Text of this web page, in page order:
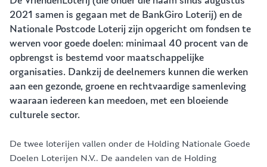
2021 samen is gegaan met de BankGiro Loterij) en de
Nationale Postcode Loterij zijn opgericht om fondsen te
werven voor goede doelen: minimaal 40 procent van de
opbrengst is bestemd voor maatschappelijke
organisaties. Dankzij de deelnemers kunnen die werken
aan een gezonde, groene en rechtvaardige samenleving
waaraan iedereen kan meedoen, met een bloeiende
culturele sector.
De twee loterijen vallen onder de Holding Nationale Goede
Doelen Loterijen N.V.. De aandelen van de Holding